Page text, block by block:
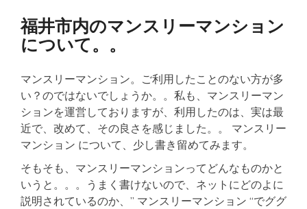
福井市内のマンスリーマンション
について。。
マンスリーマンション。ご利用したことのない方が多
い？のではないでしょうか。。私も、マンスリーマン
ションを運営しておりますが、利用したのは、実は最
近で、改めて、その良さを感じました。。 マンスリー
マンション について、少し書き留めてみます。
そもそも、マンスリーマンションってどんなものかと
いうと。。。うまく書けないので、ネットにどのよに
説明されているのか、” マンスリーマンション “でググ